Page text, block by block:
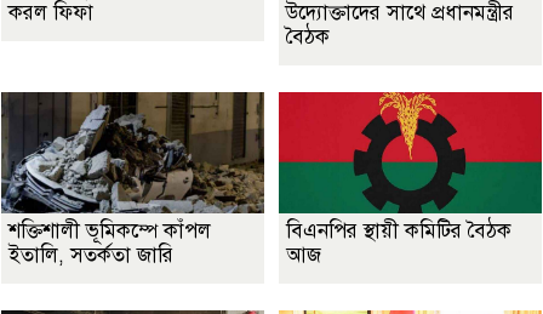
করল ফিফা
উদ্যোক্তাদের সাথে প্রধানমন্ত্রীর
বৈঠক
শক্তিশালী ভূমিকম্পে কাঁপল
ইতালি, সতর্কতা জারি
বিএনপির স্থায়ী কমিটির বৈঠক
আজ